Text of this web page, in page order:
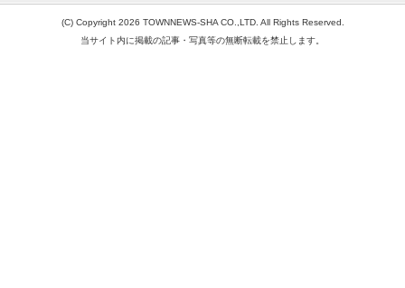
(C) Copyright 2026 TOWNNEWS-SHA CO.,LTD. All Rights Reserved.
当サイト内に掲載の記事・写真等の無断転載を禁止します。